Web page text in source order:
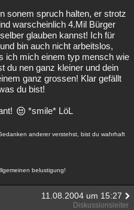
sonem spruch halten, er strotz
warscheinlich 4.Mil Bürger
glauben kannst! Ich für
bin auch nicht arbeitslos,
ich mich einem typ mensch wie
du nen ganz kleiner und dein
ganz grossen! Klar gefällt
du bist!
*smile* LöL
anderer verstehst, bist du wahrhaft
belustigung!
11.08.2004 um 15:27
Diskussionsleiter